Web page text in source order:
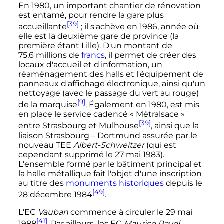
En 1980, un important chantier de rénovation
est entamé, pour rendre la gare plus
accueillante[39] ; il s'achève en 1986, année où
elle est la deuxième gare de province (la
première étant Lille). D'un montant de
75,6 millionsde francs, il permet de créer des
locaux d'accueil et d'information, un
réaménagement des halls et l'équipement de
panneaux d'affichage électronique, ainsi qu'un
nettoyage (avec le passage du vert au rouge)
de la marquise[9]. Également en 1980, est mis
en place le service cadencé « Métralsace »
entre Strasbourg et Mulhouse[39], ainsi que la
liaison Strasbourg – Dortmund assurée par le
nouveau TEE Albert-Schweitzer(qui est
cependant supprimé le 27 mai 1983).
L'ensemble formé par le bâtiment principal et
la halle métallique fait l'objet d'une inscription
au titre des monuments historiquesdepuis le
28 décembre 1984[49].
L'EC Vaubancommence à circuler le 29 mai
[41]